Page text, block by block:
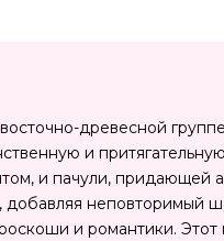
древесной
и притягательную
и пачули, придающей
неповторимый
роскоши и романтики.